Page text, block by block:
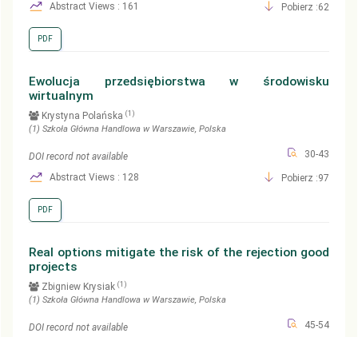
Abstract Views : 161 Pobierz :62
PDF
Ewolucja przedsiębiorstwa w środowisku
wirtualnym
Krystyna Polańska (1)
(1) Szkoła Główna Handlowa w Warszawie, Polska
DOI record not available 30-43
Abstract Views : 128 Pobierz :97
PDF
Real options mitigate the risk of the rejection good
projects
Zbigniew Krysiak (1)
(1) Szkoła Główna Handlowa w Warszawie, Polska
DOI record not available 45-54